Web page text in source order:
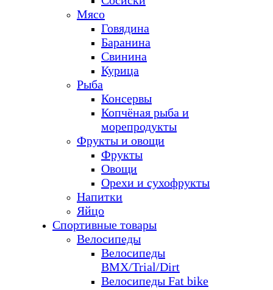
Мясо
Говядина
Баранина
Свинина
Курица
Рыба
Консервы
Копчёная рыба и
морепродукты
Фрукты и овощи
Фрукты
Овощи
Орехи и сухофрукты
Напитки
Яйцо
Спортивные товары
Велосипеды
Велосипеды
BMX/Trial/Dirt
Велосипеды Fat bike